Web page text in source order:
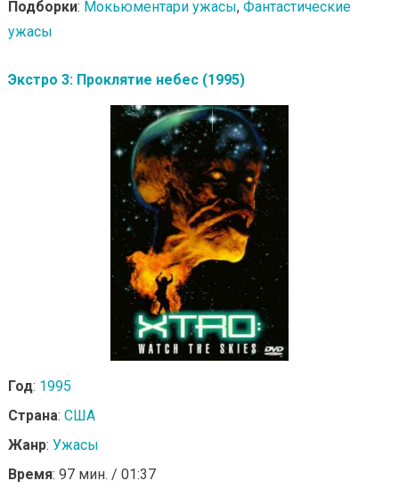
Подборки: Мокьюментари ужасы, Фантастические
ужасы
Экстро 3: Проклятие небес (1995)
Год: 1995
Страна: США
Жанр: Ужасы
Время: 97 мин. / 01:37